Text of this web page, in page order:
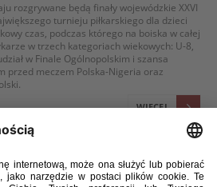
rozgrywane będą finały wojewódzkie XXVI
turnieju piłkarskiego dla dzieci
czas, podczas którego na boiska w całej
w trzech kategoriach wiekowych: U-8,
w Finale Ogólnopolskim i szansa
przed meczem Polska-Nigeria oraz
WIĘCEJ